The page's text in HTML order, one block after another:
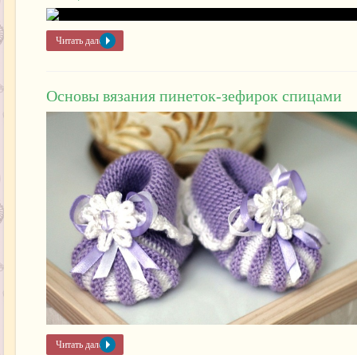
Читать далее »
Основы вязания пинеток-зефирок спицами
Читать далее »